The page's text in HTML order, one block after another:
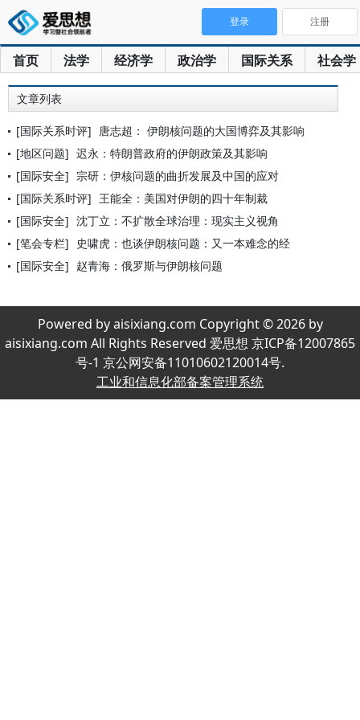
首页 法学 经济学 政治学 国际关系 社会学
登录 注册
文章列表
[国际关系时评] 唐志超： 伊朗核问题的大国博弈及其影响
[地区问题] 迟永：特朗普政府的伊朗政策及其影响
[国际安全] 宗研：伊核问题的曲折发展及中国的应对
[国际关系时评] 王能全：美国对伊朗的四十年制裁
[国际安全] 沈丁立：不扩散全球治理：现实主义视角
[笔会专栏]
史啸虎：也谈伊朗核问题：又一本难念的经
[国际安全] 赵青海：俄罗斯与伊朗核问题
Powered by aisixiang.com Copyright © 2026 by
aisixiang.com All Rights Reserved 爱思想 京ICP备12007865
号-1 京公网安备11010602120014号.
工业和信息化部备案管理系统